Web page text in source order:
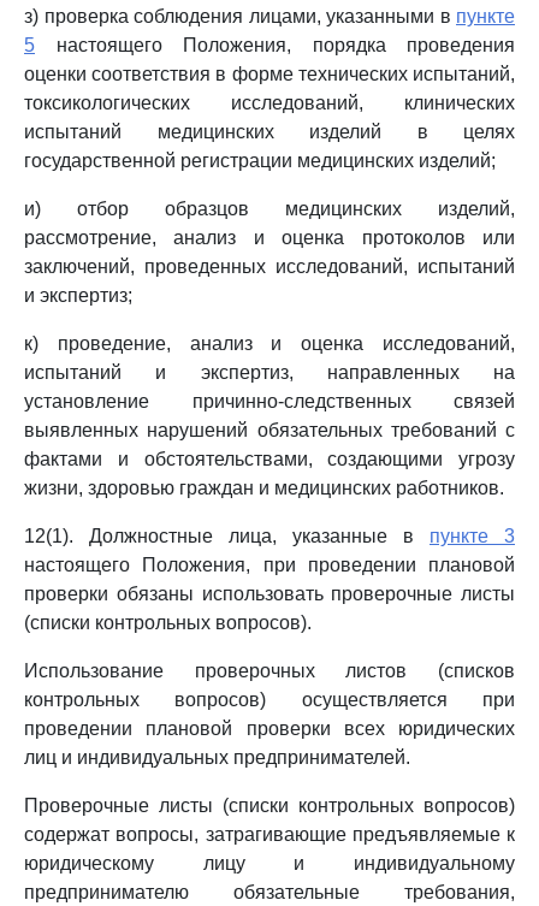
з) проверка соблюдения лицами, указанными в пункте
5 настоящего Положения, порядка проведения
оценки соответствия в форме технических испытаний,
токсикологических исследований, клинических
испытаний медицинских изделий в целях
государственной регистрации медицинских изделий;
и) отбор образцов медицинских изделий,
рассмотрение, анализ и оценка протоколов или
заключений, проведенных исследований, испытаний
и экспертиз;
к) проведение, анализ и оценка исследований,
испытаний и экспертиз, направленных на
установление причинно-следственных связей
выявленных нарушений обязательных требований с
фактами и обстоятельствами, создающими угрозу
жизни, здоровью граждан и медицинских работников.
12(1). Должностные лица, указанные в пункте 3
настоящего Положения, при проведении плановой
проверки обязаны использовать проверочные листы
(списки контрольных вопросов).
Использование проверочных листов (списков
контрольных вопросов) осуществляется при
проведении плановой проверки всех юридических
лиц и индивидуальных предпринимателей.
Проверочные листы (списки контрольных вопросов)
содержат вопросы, затрагивающие предъявляемые к
юридическому лицу и индивидуальному
предпринимателю обязательные требования,